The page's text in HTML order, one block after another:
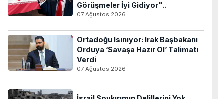
Görüşmeler İyi Gidiyor"..
07 Ağustos 2026
Ortadoğu Isınıyor: Irak Başbakanı
Orduya ‘Savaşa Hazır Ol’ Talimatı
Verdi
07 Ağustos 2026